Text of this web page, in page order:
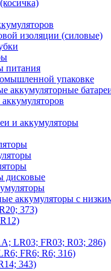
изоляции (силовые)
питания
упаковке
аккумуляторные
и аккумуляторы
дисковые
аккумуляторы с
373)
LR03; FR03; R03; 286)
FR6; R6; 316)
343)